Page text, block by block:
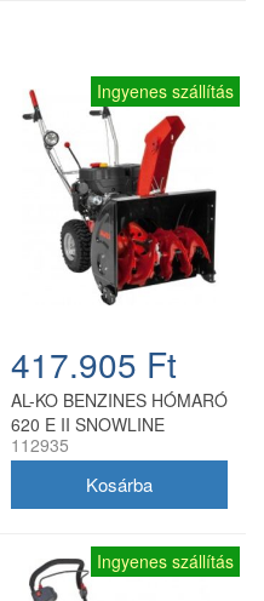
Ingyenes szállítás
417.905 Ft
AL-KO BENZINES HÓMARÓ
620 E II SNOWLINE
112935
Ingyenes szállítás